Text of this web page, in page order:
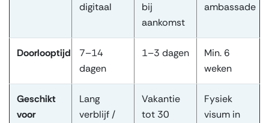
digitaal
bij
aankomst
ambassade
Doorlooptijd
7–14
dagen
1–3 dagen
Min. 6
weken
Geschikt
voor
Lang
verblijf /
Vakantie
tot 30
Fysiek
visum in